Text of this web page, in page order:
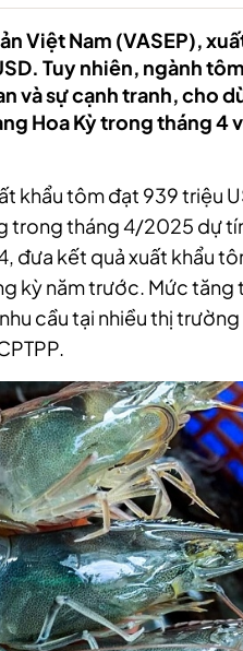
Việt Nam (VASEP),
Tuy nhiên, ngành
và sự cạnh tranh, cho
Hoa Kỳ trong tháng 4
khẩu tôm đạt 939 triệu
trong tháng 4/2025 dự
đưa kết quả xuất khẩu
kỳ năm trước. Mức tăng
cầu tại nhiều thị